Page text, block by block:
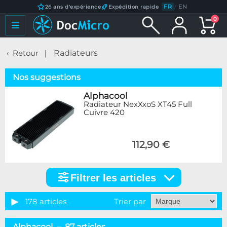
26 ans d'expérience Expédition rapide FR / EN
0
Retour Radiateurs
Nos suggestions
Alphacool
Radiateur NexXxoS XT45 Full
Cuivre 420
112,90 €
articles
Catégorie
Filtrer les articles
178 articles Trier par